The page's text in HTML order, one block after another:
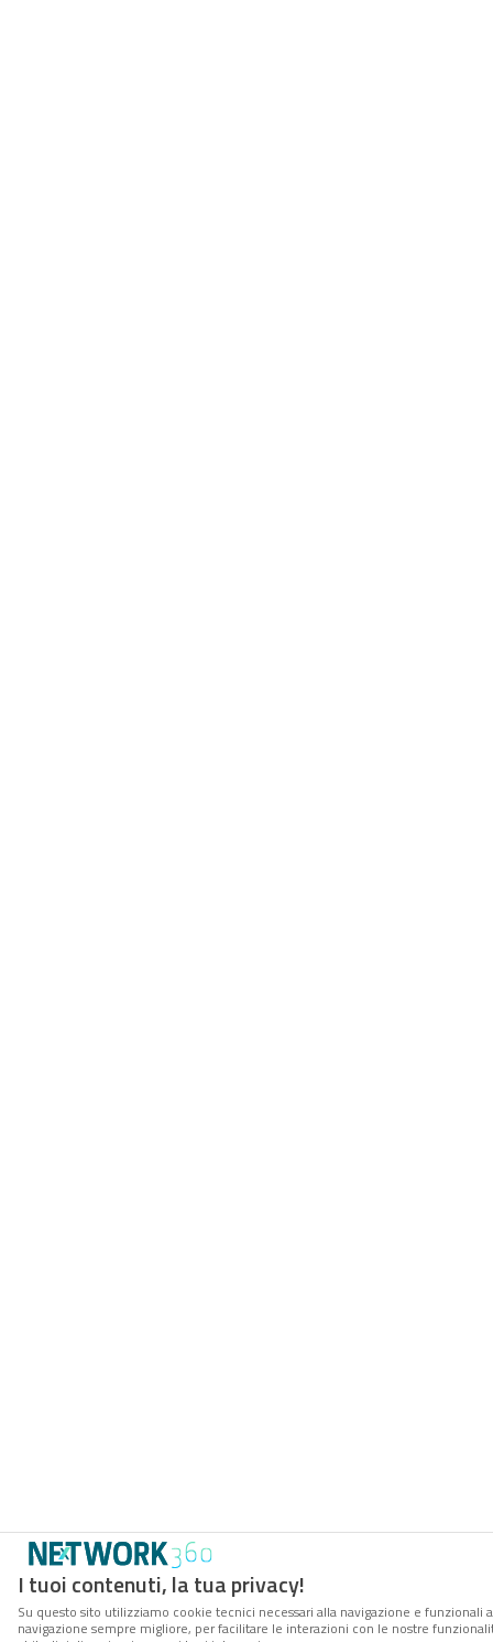
I tuoi contenuti, la tua privacy!
Su questo sito utilizziamo cookie tecnici necessari alla navigazione e
navigazione sempre migliore, per facilitare le interazioni con le nostre